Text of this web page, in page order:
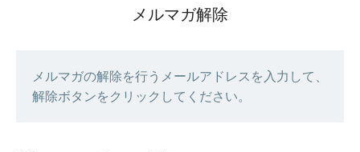
メルマガ解除
メルマガの解除を行うメールアドレスを入力して、
解除ボタンをクリックしてください。